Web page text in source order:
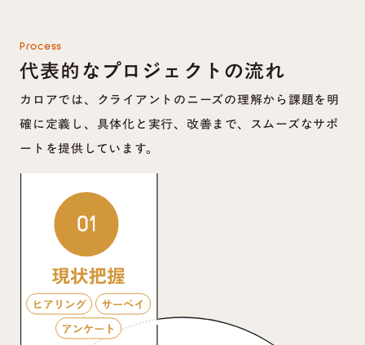
Process
代表的なプロジェクトの流れ
カロアでは、クライアントのニーズの理解から課題を明
確に定義し、具体化と実行、改善まで、スムーズなサポ
ートを提供しています。